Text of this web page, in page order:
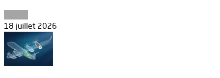
18 juillet 2026